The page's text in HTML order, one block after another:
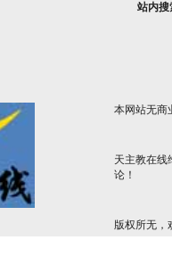
站内搜
本网站无商
天主教在线
论！
版权所无，